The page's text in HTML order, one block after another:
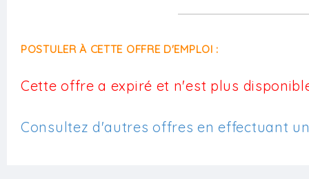
POSTULER À CETTE OFFRE D'EMPLOI :
Cette offre a expiré et n'est plus
Consultez d'autres offres en effectuant